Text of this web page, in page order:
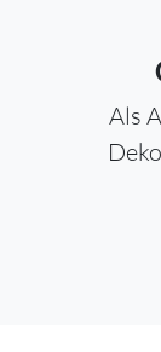
Als